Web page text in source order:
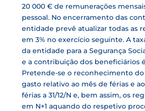
20 000 € de remunerações
pessoal. No encerramento das
entidade prevê atualizar todas as
em 3% no exercício seguinte. A
da entidade para a Segurança
e a contribuição dos beneficiários é
Pretende-se o reconhecimento
gasto relativo ao mês de férias e
férias a 31/12/N e, bem assim, os
em N+1 aquando do respetivo